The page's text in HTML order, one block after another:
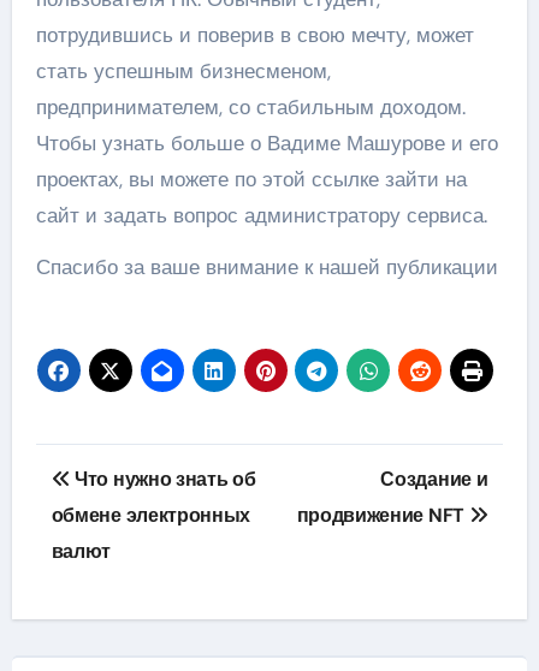
потрудившись и поверив в свою мечту, может
стать успешным бизнесменом,
предпринимателем, со стабильным доходом.
Чтобы узнать больше о Вадиме Машурове и его
проектах, вы можете по этой ссылке зайти на
сайт и задать вопрос администратору сервиса.
Спасибо за ваше внимание к нашей публикации
Навигация
по
записям
Что нужно знать об
обмене электронных
валют
Создание и
продвижение NFT